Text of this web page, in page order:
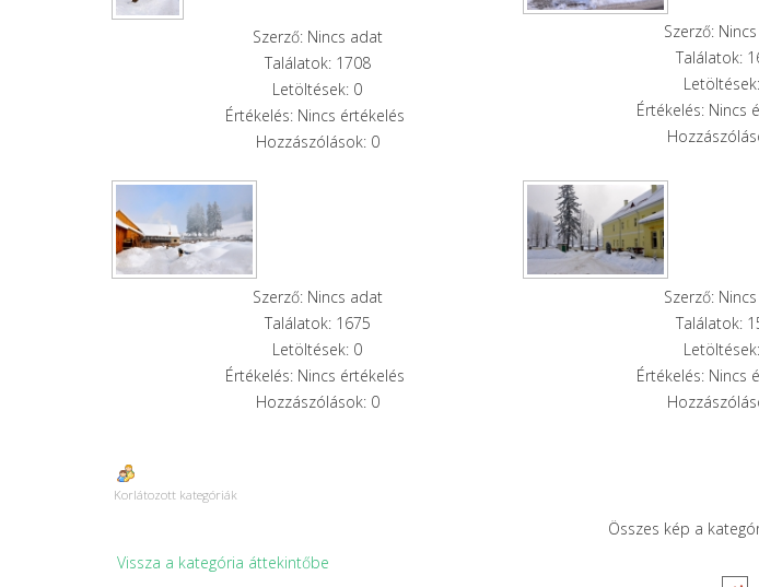
Szerző: Nincs adat
Találatok: 1708
Letöltések: 0
Értékelés: Nincs értékelés
Hozzászólások: 0
Szerző:
Találatok:
Értékelés: Nincs
Szerző: Nincs adat
Találatok: 1675
Letöltések: 0
Értékelés: Nincs értékelés
Hozzászólások: 0
Szerző:
Találatok:
Értékelés: Nincs
Korlátozott kategóriák
Összes kép a
Vissza a kategória áttekintőbe